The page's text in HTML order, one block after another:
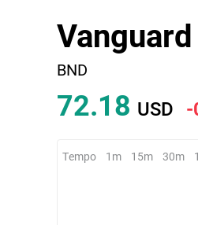
BND
72.18 USD -
Tempo 1m 15m 30m